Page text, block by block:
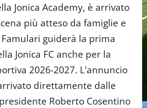
Jonica Academy, è arrivato
più atteso da famiglie e
guiderà la prima
Jonica FC anche per la
2026-2027. L'annuncio
direttamente dalle
Roberto Cosentino